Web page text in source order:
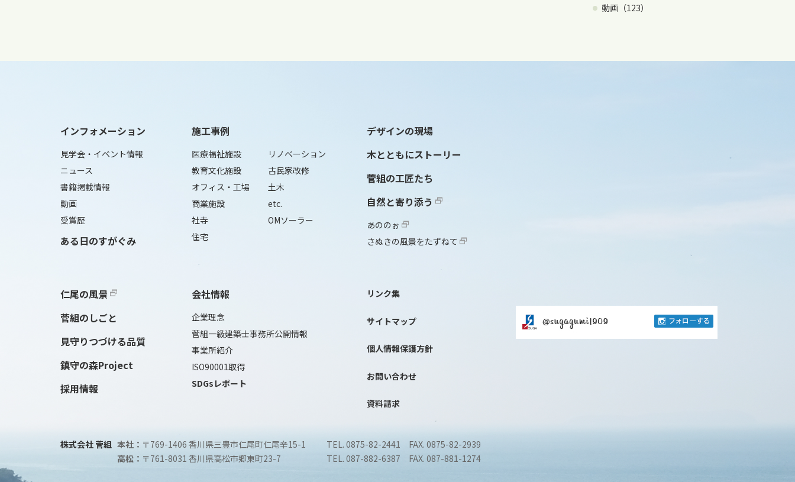
動画（123）
インフォメーション
見学会・イベント情報
ニュース
書籍掲載情報
動画
受賞歴
ある日のすがぐみ
施工事例
医療福祉施設
教育文化施設
オフィス・工場
商業施設
社寺
住宅
リノベーション
古民家改修
土木
etc.
OMソーラー
デザインの現場
木とともにストーリー
菅組の工匠たち
自然と寄り添う
あののぉ
さぬきの風景をたずねて
仁尾の風景
菅組のしごと
見守りつづける品質
鎮守の森Project
採用情報
会社情報
企業理念
菅組一級建築士事務所公開情報
事業所紹介
ISO90001取得
SDGsレポート
リンク集
サイトマップ
個人情報保護方針
お問い合わせ
資料請求
株式会社 菅組 本社： 〒769-1406 香川県三豊市仁尾町仁尾辛15-1
TEL. 0875-82-2441 FAX. 0875-82-2939
高松： 〒761-8031 香川県高松市郷東町23-7 TEL. 087-882-6387 FAX. 087-881-1274